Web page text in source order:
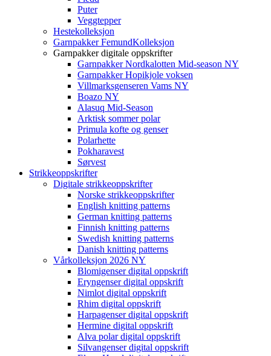
Puter
Veggtepper
Hestekolleksjon
Garnpakker FemundKolleksjon
Garnpakker digitale oppskrifter
Garnpakker Nordkalotten Mid-season NY
Garnpakker Hopikjole voksen
Villmarksgenseren Vams NY
Boazo NY
Alasuq Mid-Season
Arktisk sommer polar
Primula kofte og genser
Polarhette
Pokharavest
Sørvest
Strikkeoppskrifter
Digitale strikkeoppskrifter
Norske strikkeoppskrifter
English knitting patterns
German knitting patterns
Finnish knitting patterns
Swedish knitting patterns
Danish knitting patterns
Vårkolleksjon 2026 NY
Blomigenser digital oppskrift
Eryngenser digital oppskrift
Nimlot digital oppskrift
Rhim digital oppskrift
Harpagenser digital oppskrift
Hermine digital oppskrift
Alva polar digital oppskrift
Silvangenser digital oppskrift